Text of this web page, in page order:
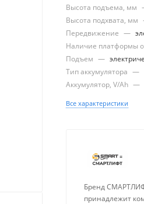
Высота подъема, мм
Высота подхвата, мм
Передвижение —
Наличие платформы
Подъем —
Тип аккумулятора —
Аккумулятор, V/Ah —
Все характеристики
Бренд
принадлежит